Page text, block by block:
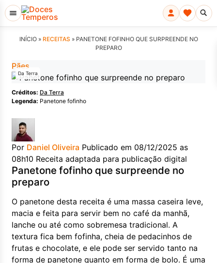
INÍCIO » RECEITAS » PANETONE FOFINHO QUE SURPREENDE NO
PREPARO
Pães
Da Terra
Créditos: Da Terra
Legenda: Panetone fofinho
Por Daniel Oliveira Publicado em 08/12/2025 as
08h10 Receita adaptada para publicação digital
Panetone fofinho que surpreende no
preparo
O panetone desta receita é uma massa caseira leve,
macia e feita para servir bem no café da manhã,
lanche ou até como sobremesa tradicional. A
textura fica bem fofinha, cheia de pedacinhos de
frutas e chocolate, e ele pode ser servido tanto na
forma de panetone quanto em forma de bolo. É uma